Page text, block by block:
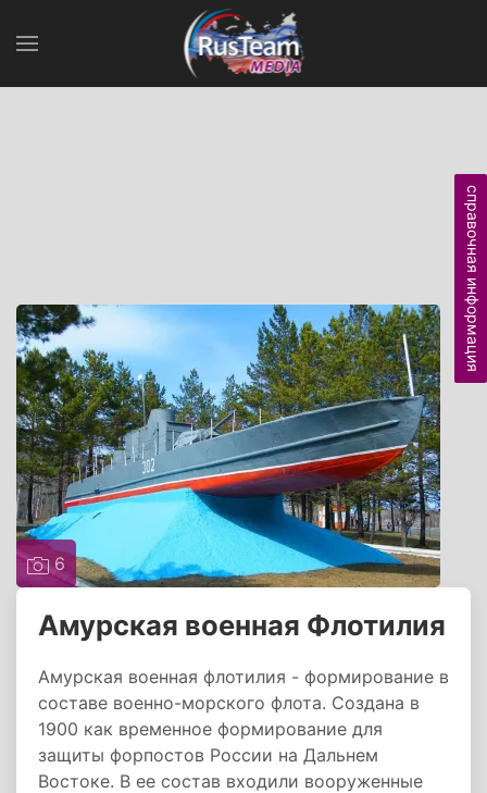
6
Амурская военная Флотилия
Амурская военная флотилия - формирование в
составе военно-морского флота. Создана в
1900 как временное формирование для
защиты форпостов России на Дальнем
Востоке. В ее состав входили вооруженные
справочная информация